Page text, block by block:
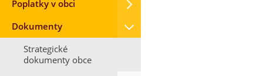
Poplatky v obci
Dokumenty
Strategické
dokumenty obce